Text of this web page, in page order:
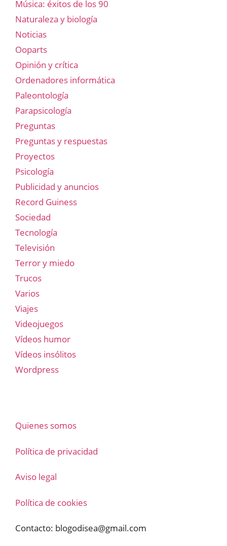
Música: éxitos de los 90
Naturaleza y biología
Noticias
Ooparts
Opinión y crítica
Ordenadores informática
Paleontología
Parapsicología
Preguntas
Preguntas y respuestas
Proyectos
Psicología
Publicidad y anuncios
Record Guiness
Sociedad
Tecnología
Televisión
Terror y miedo
Trucos
Varios
Viajes
Videojuegos
Vídeos humor
Vídeos insólitos
Wordpress
Quienes somos
Política de privacidad
Aviso legal
Política de cookies
Contacto: blogodisea@gmail.com